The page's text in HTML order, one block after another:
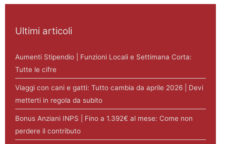
Ultimi articoli
Aumenti Stipendio | Funzioni Locali e Settimana Corta:
Tutte le cifre
Viaggi con cani e gatti: Tutto cambia da aprile 2026 | Devi
metterti in regola da subito
Bonus Anziani INPS | Fino a 1.392€ al mese: Come non
perdere il contributo